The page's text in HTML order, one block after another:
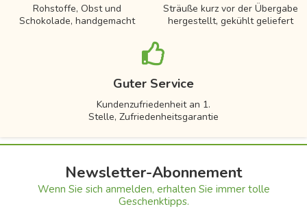
Rohstoffe, Obst und
Schokolade, handgemacht
Sträuße kurz vor der Übergabe
hergestellt, gekühlt geliefert
Guter Service
Kundenzufriedenheit an 1.
Stelle, Zufriedenheitsgarantie
Newsletter-Abonnement
Wenn Sie sich anmelden, erhalten Sie immer tolle
Geschenktipps.